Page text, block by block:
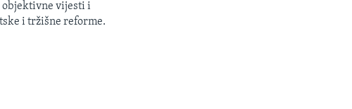
objektivne vijesti i
i tržišne reforme.